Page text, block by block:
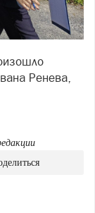
Ренева,
смотр
звена